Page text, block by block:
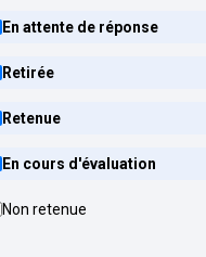
En attente de réponse
Retirée
Retenue
En cours d'évaluation
Non retenue